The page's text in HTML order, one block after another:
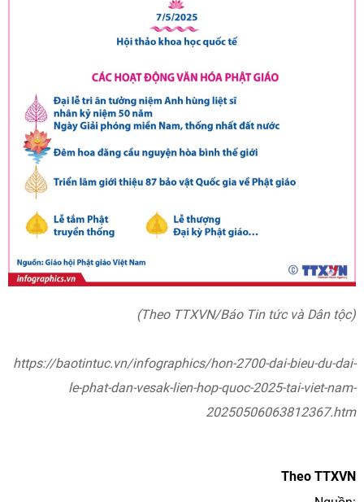
(Theo TTXVN/Báo Tin tức và Dân tộc)
https://baotintuc.vn/infographics/hon-2700-dai-bieu-du-dai-
le-phat-dan-vesak-lien-hop-quoc-2025-tai-viet-nam-
20250506063812367.htm
Theo TTXVN